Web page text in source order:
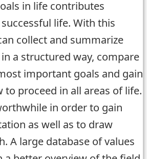
in life contributes
life. With this
collect and summarize
a structured way, compare
important goals and gain
to proceed in all areas of life.
in order to gain
as well as to draw
A large database of values